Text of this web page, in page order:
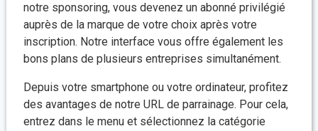
notre sponsoring, vous devenez un abonné privilégié
auprès de la marque de votre choix après votre
inscription. Notre interface vous offre également les
bons plans de plusieurs entreprises simultanément.
Depuis votre smartphone ou votre ordinateur, profitez
des avantages de notre URL de parrainage. Pour cela,
entrez dans le menu et sélectionnez la catégorie